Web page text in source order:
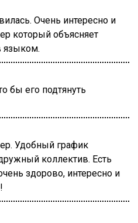
Очень интересно и
который объясняет
языком.
бы его подтянуть
Удобный график
коллектив. Есть
здорово, интересно и